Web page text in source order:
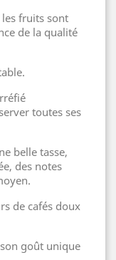
fruits sont
de la qualité
toutes ses
belle tasse,
des notes
de cafés doux
goût unique